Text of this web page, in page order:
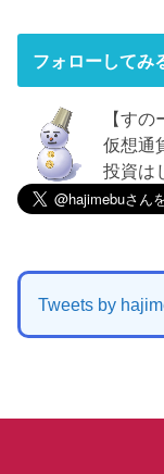
フォローしてみ
【すの
仮想通
投資は
Tweets by